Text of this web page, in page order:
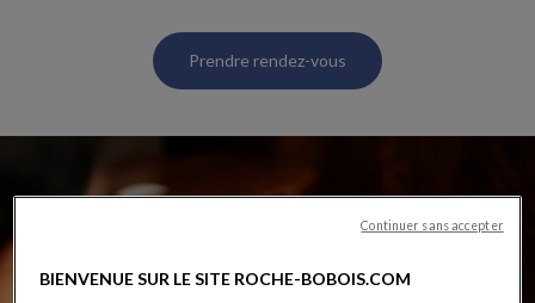
Prendre rendez-vous
BIENVENUE SUR LE SITE ROCHE-BOBOIS.COM
Continuer sans accepter